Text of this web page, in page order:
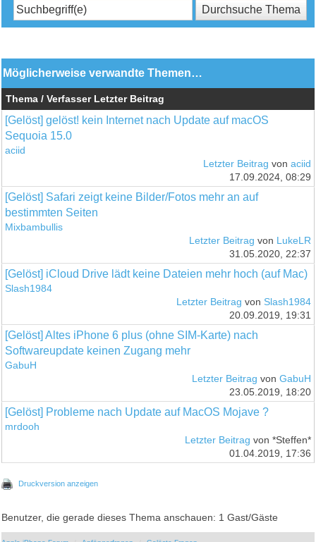
Möglicherweise verwandte Themen…
Thema / Verfasser Letzter Beitrag
[Gelöst] gelöst! kein Internet nach Update auf macOS
Sequoia 15.0
aciid
Letzter Beitrag von aciid
17.09.2024, 08:29
[Gelöst] Safari zeigt keine Bilder/Fotos mehr an auf
bestimmten Seiten
Mixbambullis
Letzter Beitrag von LukeLR
31.05.2020, 22:37
[Gelöst] iCloud Drive lädt keine Dateien mehr hoch (auf Mac)
Slash1984
Letzter Beitrag von Slash1984
20.09.2019, 19:31
[Gelöst] Altes iPhone 6 plus (ohne SIM-Karte) nach
Softwareupdate keinen Zugang mehr
GabuH
Letzter Beitrag von GabuH
23.05.2019, 18:20
[Gelöst] Probleme nach Update auf MacOS Mojave ?
mrdooh
Letzter Beitrag von *Steffen*
01.04.2019, 17:36
Druckversion anzeigen
Benutzer, die gerade dieses Thema anschauen: 1 Gast/Gäste